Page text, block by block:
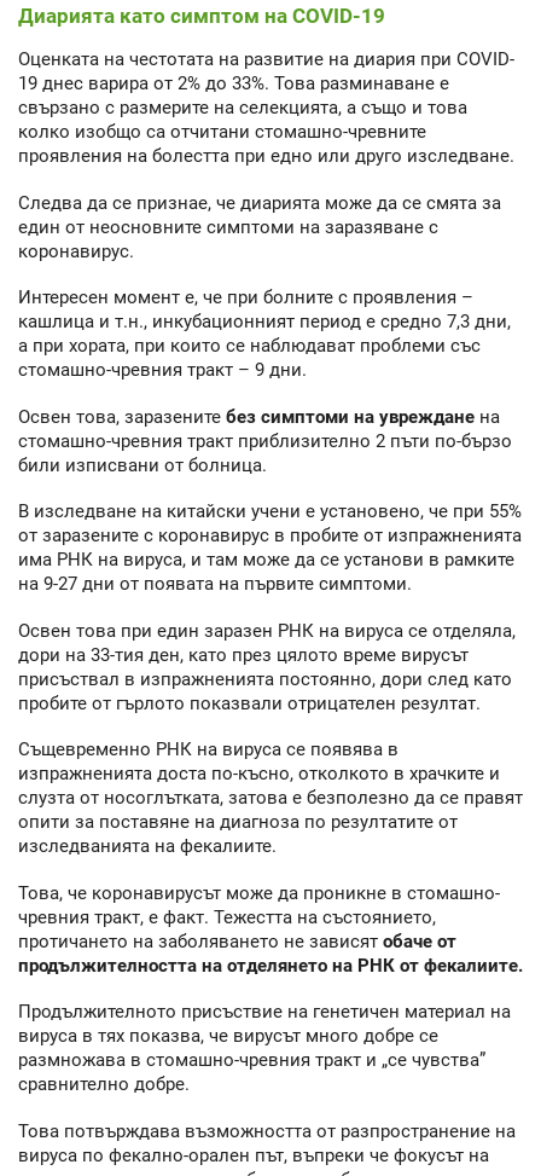
Диарията като симптом на COVID-19
Оценката на честотата на развитие на диария при COVID-
19 днес варира от 2% до 33%. Това разминаване е
свързано с размерите на селекцията, а също и това
колко изобщо са отчитани стомашно-чревните
проявления на болестта при едно или друго изследване.
Следва да се признае, че диарията може да се смята за
един от неосновните симптоми на заразяване с
коронавирус.
Интересен момент е, че при болните с проявления –
кашлица и т.н., инкубационният период е средно 7,3 дни,
а при хората, при които се наблюдават проблеми със
стомашно-чревния тракт – 9 дни.
Освен това, заразените без симптоми на увреждане на
стомашно-чревния тракт приблизително 2 пъти по-бързо
били изписвани от болница.
В изследване на китайски учени е установено, че при 55%
от заразените с коронавирус в пробите от изпражненията
има РНК на вируса, и там може да се установи в рамките
на 9-27 дни от появата на първите симптоми.
Освен това при един заразен РНК на вируса се отделяла,
дори на 33-тия ден, като през цялото време вирусът
присъствал в изпражненията постоянно, дори след като
пробите от гърлото показвали отрицателен резултат.
Същевременно РНК на вируса се появява в
изпражненията доста по-късно, отколкото в храчките и
слузта от носоглътката, затова е безполезно да се правят
опити за поставяне на диагноза по резултатите от
изследванията на фекалиите.
Това, че коронавирусът може да проникне в стомашно-
чревния тракт, е факт. Тежестта на състоянието,
протичането на заболяването не зависят обаче от
продължителността на отделянето на РНК от фекалиите.
Продължителното присъствие на генетичен материал на
вируса в тях показва, че вирусът много добре се
размножава в стомашно-чревния тракт и „се чувства”
сравнително добре.
Това потвърждава възможността от разпространение на
вируса по фекално-орален път, въпреки че фокусът на